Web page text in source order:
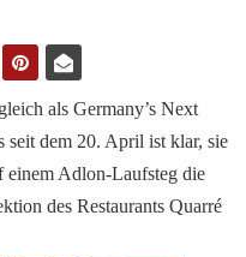
als Germany’s Next
seit dem 20. April ist klar, sie
einem Adlon-Laufsteg die
des Restaurants Quarré